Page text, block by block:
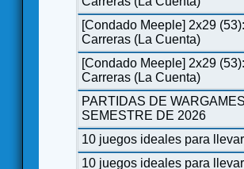
[Condado Meeple] 2x29
Carreras (La Cuenta)
[Condado Meeple] 2x29
Carreras (La Cuenta)
PARTIDAS DE
SEMESTRE DE 2026
10 juegos ideales para
10 juegos ideales para